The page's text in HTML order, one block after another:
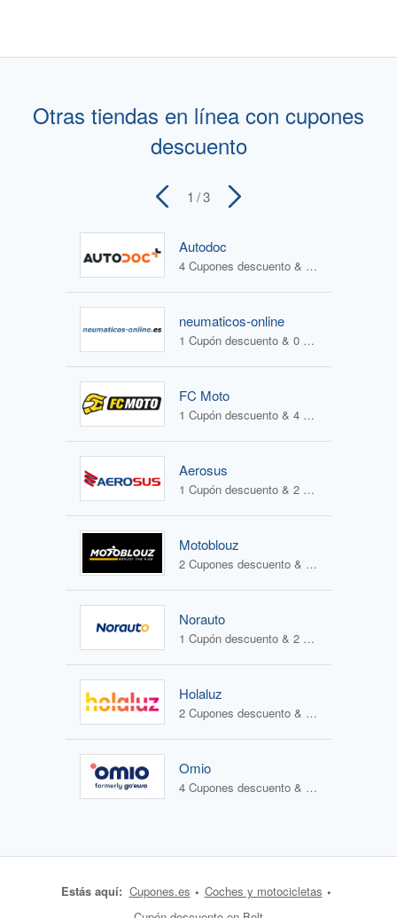
Otras tiendas en línea con cupones
descuento
1 / 3
Autodoc
4 Cupones descuento & 0 Ofertas
neumaticos-online
1 Cupón descuento & 0 Ofertas
FC Moto
1 Cupón descuento & 4 Ofertas
Aerosus
1 Cupón descuento & 2 Ofertas
Motoblouz
2 Cupones descuento & 1 Oferta
Norauto
1 Cupón descuento & 2 Ofertas
Holaluz
2 Cupones descuento & 0 Ofertas
Omio
4 Cupones descuento & 0 Ofertas
Estás aquí: Cupones.es
Coches y motocicletas